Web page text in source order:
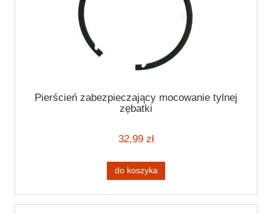
Pierścień zabezpieczający mocowanie tylnej
zębatki
32,99 zł
do koszyka